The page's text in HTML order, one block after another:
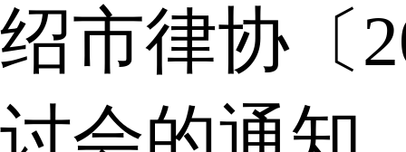
绍市律协〔